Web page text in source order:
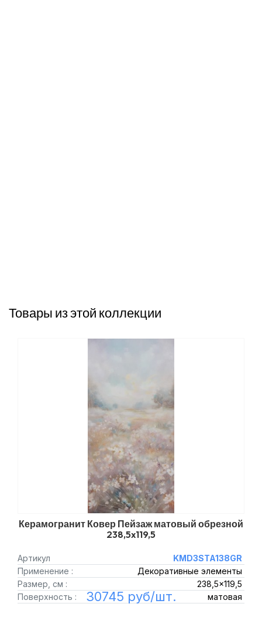
Товары из этой коллекции
Керамогранит Ковер Пейзаж матовый обрезной
238,5x119,5
Артикул
KMD3STA138GR
Применение :
Декоративные элементы
Размер, см :
238,5x119,5
Поверхность :
матовая
30745 руб/шт.